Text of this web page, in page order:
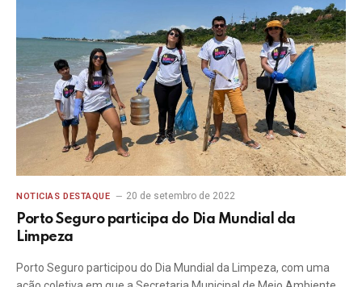
NOTICIAS DESTAQUE 20 de setembro de 2022
Porto Seguro participa do Dia Mundial da
Limpeza
Porto Seguro participou do Dia Mundial da Limpeza, com uma